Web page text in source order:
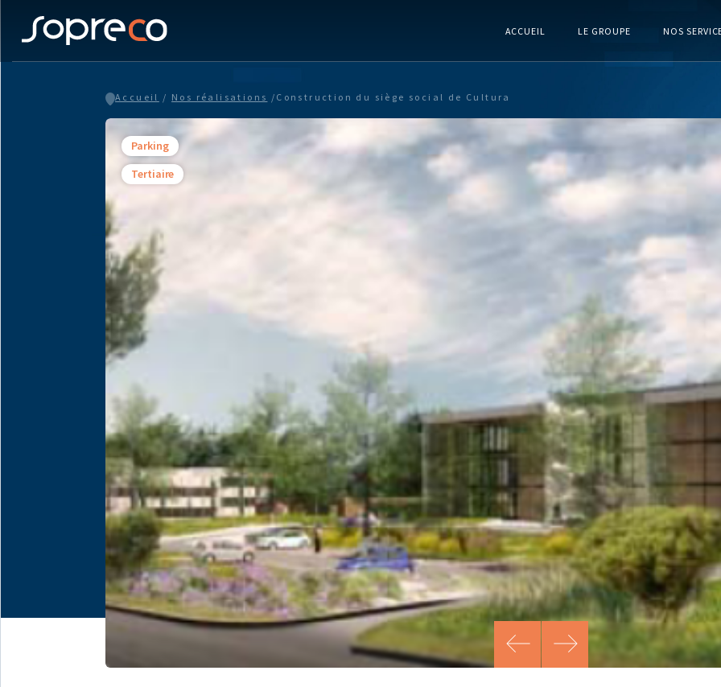
ACCUEIL LE GROUPE NOS
Accueil / Nos réalisations / Construction du siège social de Cultura
Parking
Tertiaire